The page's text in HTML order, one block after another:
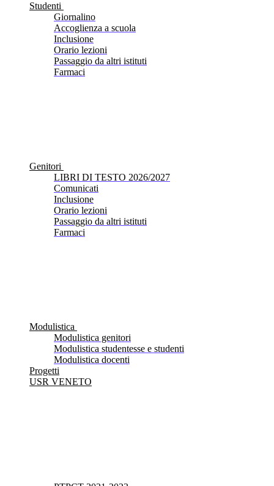
Studenti
Giornalino
Accoglienza a scuola
Inclusione
Orario lezioni
Passaggio da altri istituti
Farmaci
Genitori
LIBRI DI TESTO 2026/2027
Comunicati
Inclusione
Orario lezioni
Passaggio da altri istituti
Farmaci
Modulistica
Modulistica genitori
Modulistica studentesse e studenti
Modulistica docenti
Progetti
USR VENETO